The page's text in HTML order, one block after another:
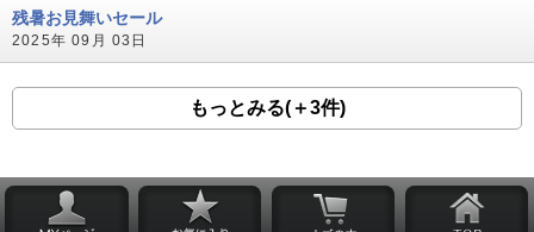
残暑お見舞いセール
2025年 09月 03日
もっとみる(＋3件)